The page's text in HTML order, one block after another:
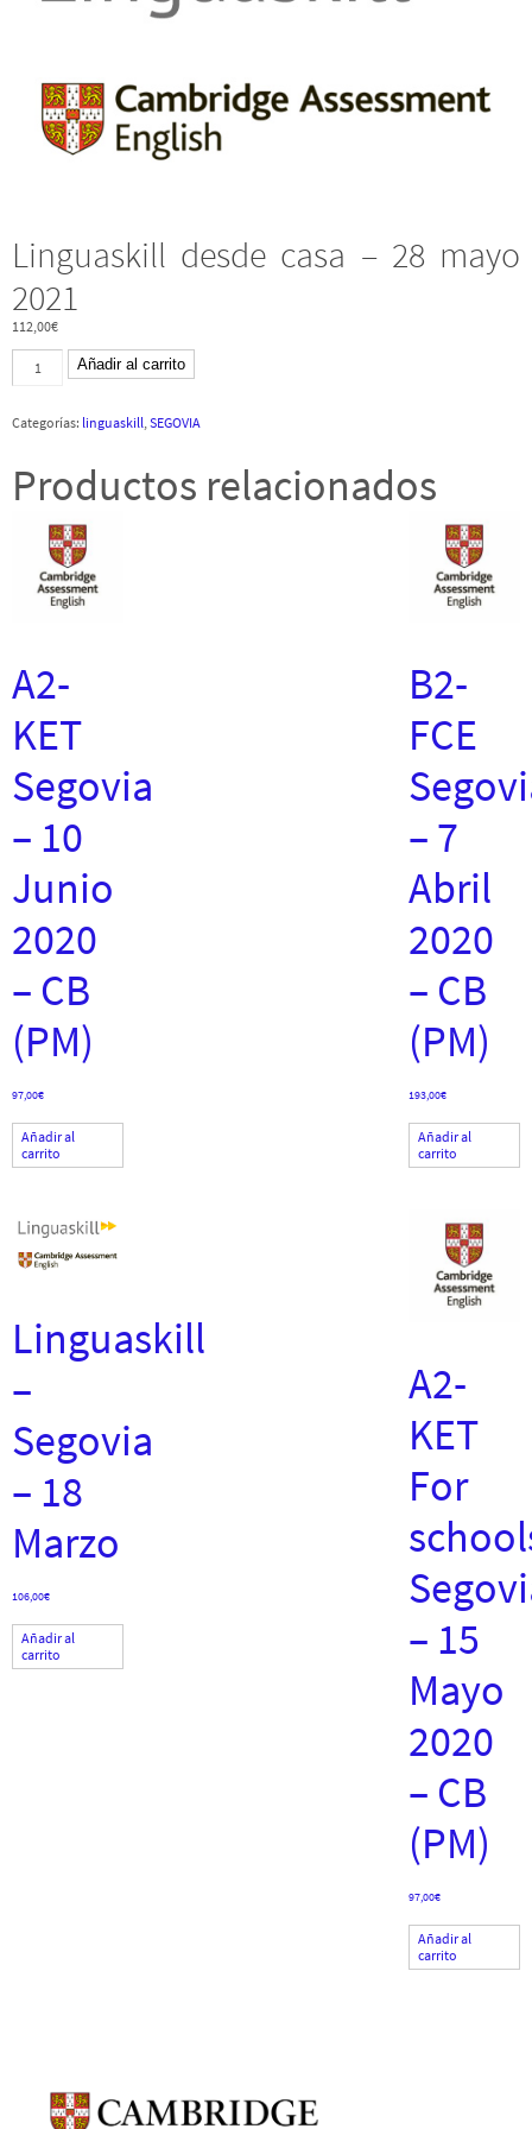
Linguaskill desde casa – 28 mayo
2021
112,00€
Linguaskill
desde
casa
28
cantidad
Añadir al carrito
Categorías: linguaskill SEGOVIA
Productos relacionados
A2-
KET
Segovia
– 10
Junio
2020
– CB
(PM)
97,00€
Añadir al
carrito
B2-
FCE
– 7
Abril
2020
– CB
(PM)
193,00€
Añadir al
carrito
Linguaskill
–
Segovia
– 18
Marzo
106,00€
Añadir al
carrito
A2-
KET
For
– 15
Mayo
2020
– CB
(PM)
97,00€
Añadir al
carrito